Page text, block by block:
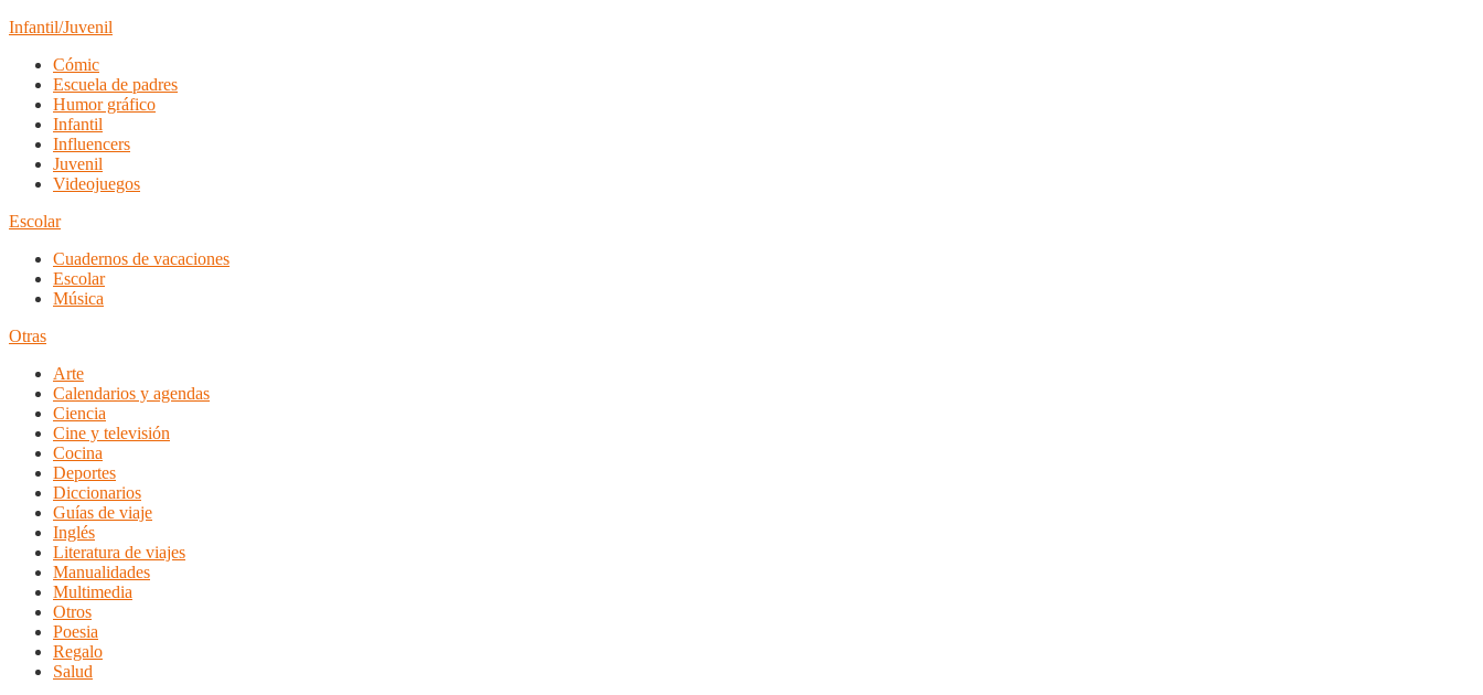
Infantil/Juvenil
Cómic
Escuela de padres
Humor gráfico
Infantil
Influencers
Juvenil
Videojuegos
Escolar
Cuadernos de vacaciones
Escolar
Música
Otras
Arte
Calendarios y agendas
Ciencia
Cine y televisión
Cocina
Deportes
Diccionarios
Guías de viaje
Inglés
Literatura de viajes
Manualidades
Multimedia
Otros
Poesia
Regalo
Salud